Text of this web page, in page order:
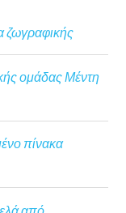
ζωγραφικής
ομάδας Μέντη
πίνακα
από